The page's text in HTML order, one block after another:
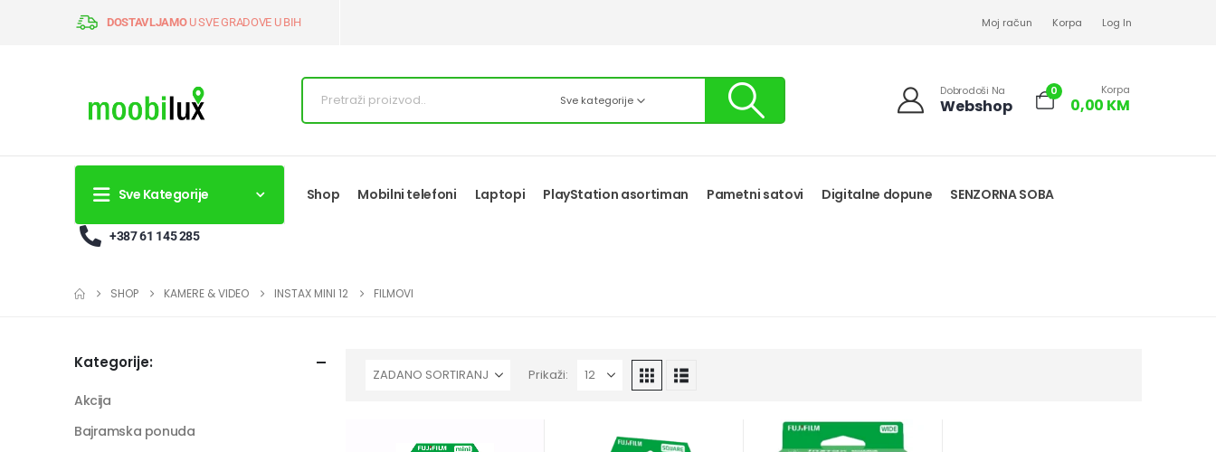
DOSTAVLJAMOU SVE GRADOVE U BIH Moj račun Korpa Log In
Sve kategorije
Dobrodoši Na
Webshop
0 Korpa
0,00 KM
Sve Kategorije Shop Mobilni telefoni Laptopi PlayStation asortiman Pametni satovi Digitalne dopune SENZORNA SOBA
+387 61 145 285
SHOP KAMERE & VIDEO INSTAX MINI 12 FILMOVI
Prikaži:
Kategorije:
Akcija
Bajramska ponuda